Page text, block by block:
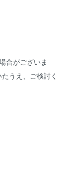
合がございま
うえ、ご検討く